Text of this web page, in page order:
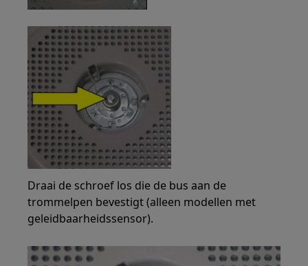
Draai de schroef los die de bus aan de
trommelpen bevestigt (alleen modellen met
geleidbaarheidssensor).